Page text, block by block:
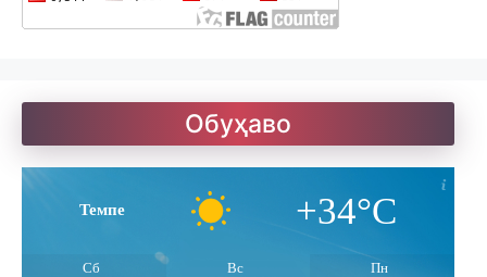
Улуғзода. Субҳи ҷавонӣ
Ҷомӣ – чанд ғазал
Обуҳаво
Темпе +34°C
Сб Вс Пн